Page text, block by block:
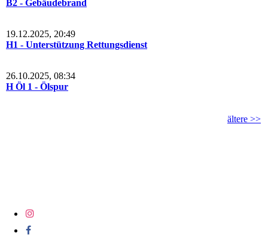
B2 - Gebäudebrand
19.12.2025, 20:49
H1 - Unterstützung Rettungsdienst
26.10.2025, 08:34
H Öl 1 - Ölspur
ältere >>